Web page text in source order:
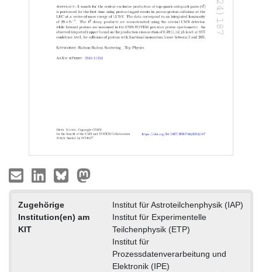
Zugehörige
Institution(en) am
KIT
Institut für Astroteilchenphysik (IAP)
Institut für Experimentelle
Teilchenphysik (ETP)
Institut für
Prozessdatenverarbeitung und
Elektronik (IPE)